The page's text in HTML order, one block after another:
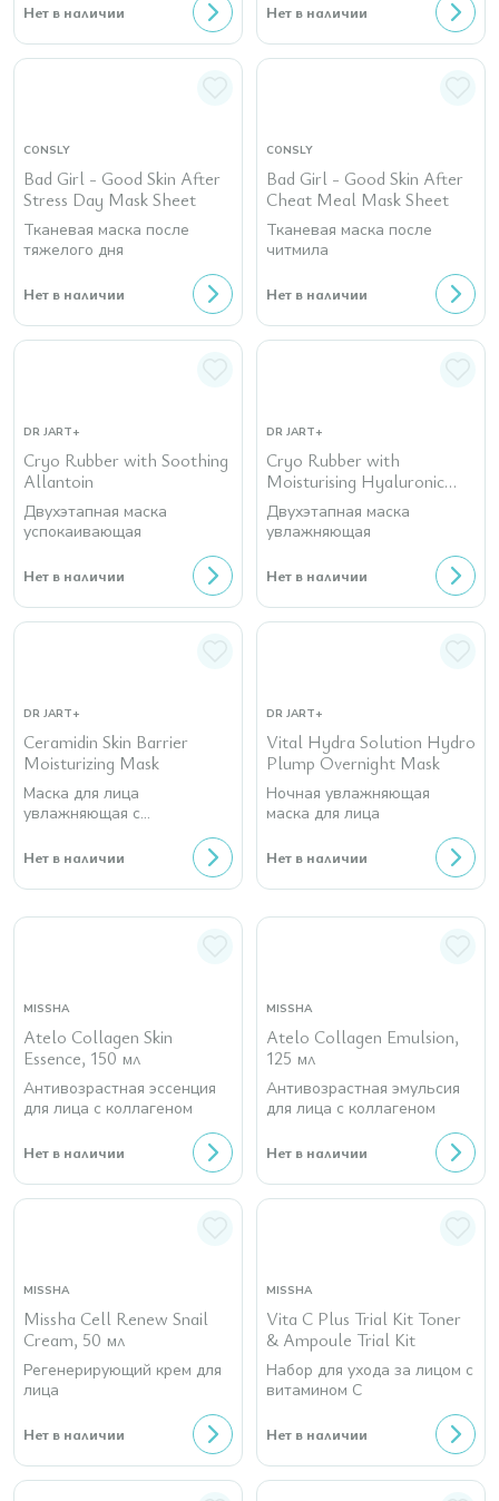
Нет в наличии Нет в наличии
CONSLY
Bad Girl - Good Skin After
Stress Day Mask Sheet
Тканевая маска после
тяжелого дня
Нет в наличии
CONSLY
Bad Girl - Good Skin After
Cheat Meal Mask Sheet
Тканевая маска после
читмила
Нет в наличии
DR JART+
Cryo Rubber with Soothing
Allantoin
Двухэтапная маска
успокаивающая
Нет в наличии
DR JART+
Cryo Rubber with
Moisturising Hyaluronic
Acid
Двухэтапная маска
увлажняющая
Нет в наличии
DR JART+
Ceramidin Skin Barrier
Moisturizing Mask
Маска для лица
увлажняющая с
Нет в наличии
DR JART+
Vital Hydra Solution Hydro
Plump Overnight Mask
Ночная увлажняющая
маска для лица
Нет в наличии
MISSHA
Atelo Collagen Skin
Essence, 150 мл
Антивозрастная эссенция
для лица с коллагеном
Нет в наличии
MISSHA
Atelo Collagen Emulsion,
125 мл
Антивозрастная эмульсия
для лица с коллагеном
Нет в наличии
MISSHA
Missha Cell Renew Snail
Cream, 50 мл
Регенерирующий крем для
лица
Нет в наличии
MISSHA
Vita C Plus Trial Kit Toner
& Ampoule Trial Kit
Набор для ухода за лицом с
витамином C
Нет в наличии